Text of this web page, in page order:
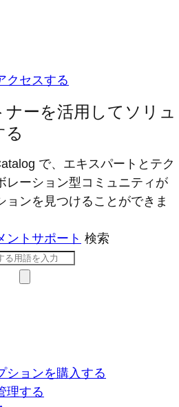
クセスする
ーを活用してソリュ
る
で、エキスパートとテク
レーション型コミ​ュニティが
ョンを見つけることができま
ント サポート 検索
ションを購入する
理する